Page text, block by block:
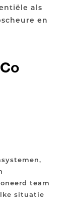
als
en
team
situatie